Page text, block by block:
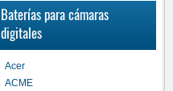
Baterías para cámaras
digitales
Acer
ACME